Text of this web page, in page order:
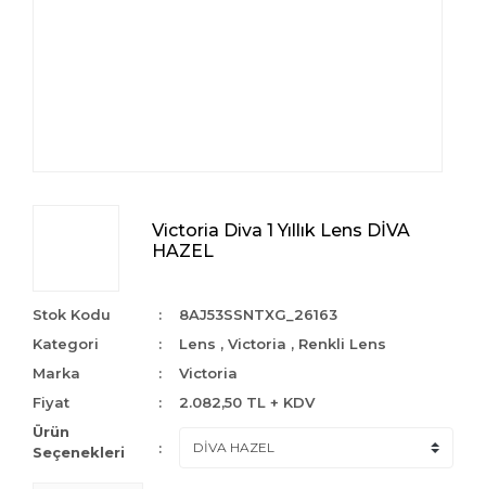
Victoria Diva 1 Yıllık Lens DİVA
HAZEL
Stok Kodu
8AJ53SSNTXG_26163
Kategori
Lens ,Victoria , Renkli Lens
Marka
Victoria
Fiyat
2.082,50 TL + KDV
Ürün
Seçenekleri